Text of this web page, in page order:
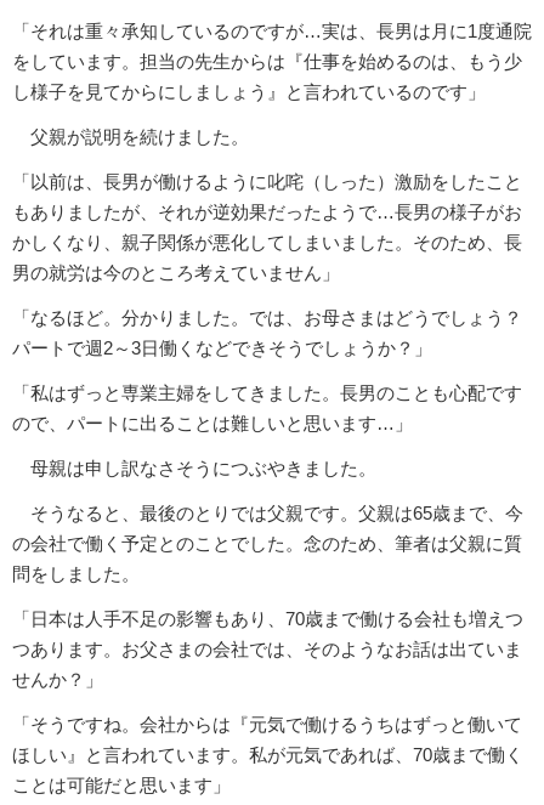
「それは重々承知しているのですが…実は、長男は月に1度通院
をしています。担当の先生からは『仕事を始めるのは、もう少
し様子を見てからにしましょう』と言われているのです」
父親が説明を続けました。
「以前は、長男が働けるように叱咤（しった）激励をしたこと
もありましたが、それが逆効果だったようで…長男の様子がお
かしくなり、親子関係が悪化してしまいました。そのため、長
男の就労は今のところ考えていません」
「なるほど。分かりました。では、お母さまはどうでしょう？
パートで週2～3日働くなどできそうでしょうか？」
「私はずっと専業主婦をしてきました。長男のことも心配です
ので、パートに出ることは難しいと思います…」
母親は申し訳なさそうにつぶやきました。
そうなると、最後のとりでは父親です。父親は65歳まで、今
の会社で働く予定とのことでした。念のため、筆者は父親に質
問をしました。
「日本は人手不足の影響もあり、70歳まで働ける会社も増えつ
つあります。お父さまの会社では、そのようなお話は出ていま
せんか？」
「そうですね。会社からは『元気で働けるうちはずっと働いて
ほしい』と言われています。私が元気であれば、70歳まで働く
ことは可能だと思います」